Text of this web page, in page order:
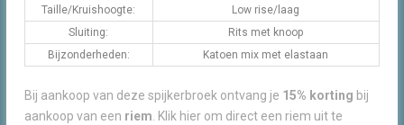
Taille/Kruishoogte:
Low rise/laag
Sluiting:
Rits met knoop
Bijzonderheden:
Katoen mix met elastaan
Bij aankoop van deze spijkerbroek ontvang je 15% korting bij
aankoop van een riem . Klik hier om direct een riem uit te